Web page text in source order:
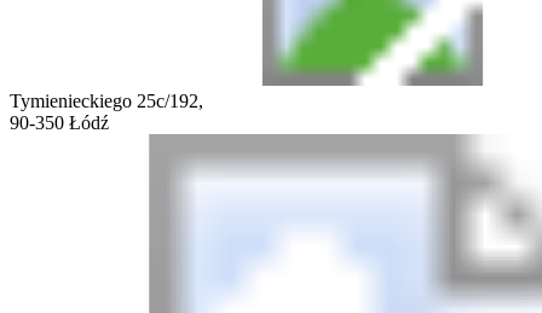
Tymienieckiego 25c/192,
90-350 Łódź